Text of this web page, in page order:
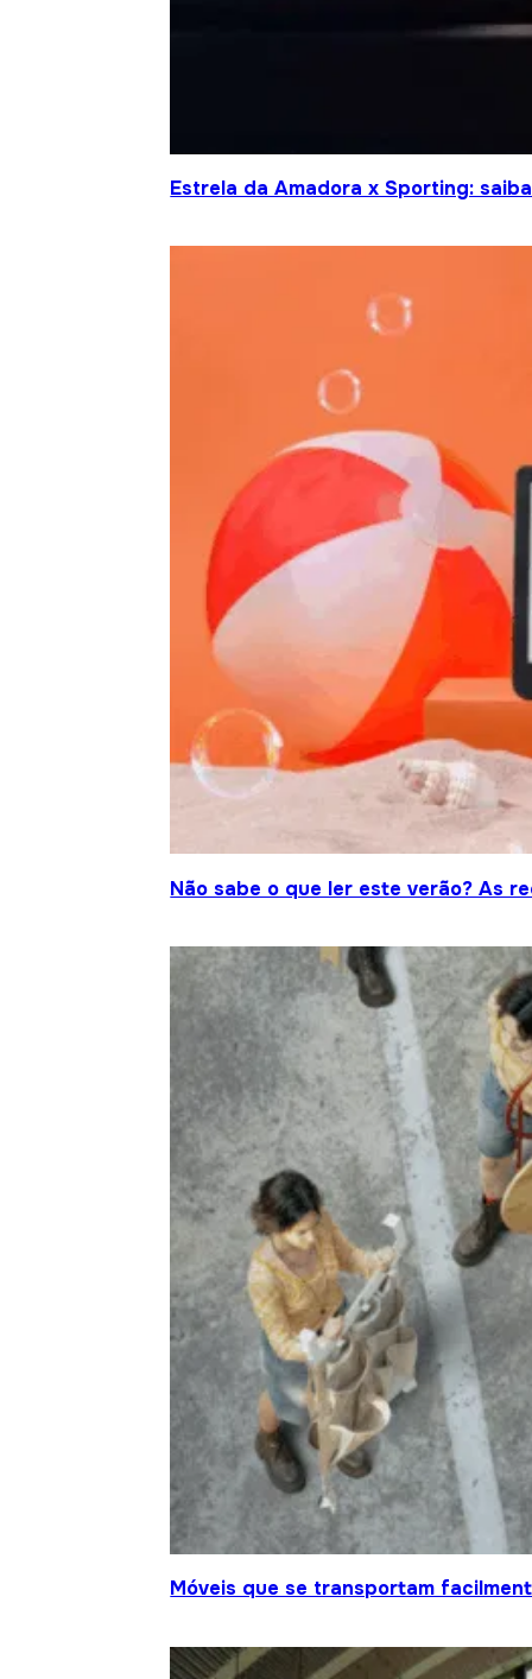
Estrela da Amadora x Sporting:
Não sabe o que ler este verão? As
Móveis que se transportam